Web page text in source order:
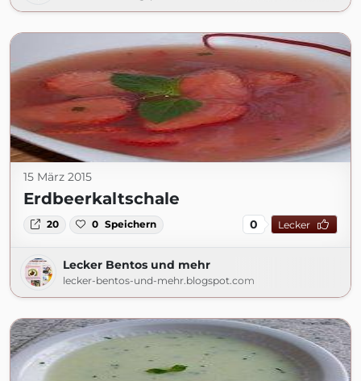
15 März 2015
Erdbeerkaltschale
20 0 Speichern 0 Lecker
Lecker Bentos und mehr
lecker-bentos-und-mehr.blogspot.com